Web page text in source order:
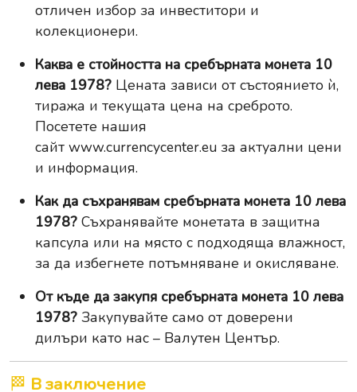
отличен избор за инвеститори и
колекционери.
Каква е стойността на сребърната монета 10
лева 1978? Цената зависи от състоянието ѝ,
тиража и текущата цена на среброто.
Посетете нашия
сайт www.currencycenter.eu за актуални цени
и информация.
Как да съхранявам сребърната монета 10 лева
1978? Съхранявайте монетата в защитна
капсула или на място с подходяща влажност,
за да избегнете потъмняване и окисляване.
От къде да закупя сребърната монета 10 лева
1978? Закупувайте само от доверени
дилъри като нас – Валутен Център.
🏁 В заключение